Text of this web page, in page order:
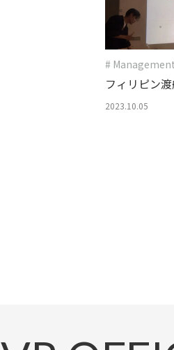
# Management
フィリピン
2023.10.05